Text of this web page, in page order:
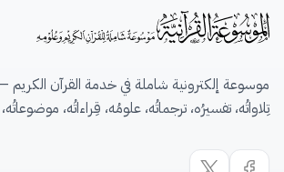
موسوعة إلكترونية شاملة في خدمة القرآن الكريم
تِلاواتُه، تفسيرُه، ترجماتُه، علومُه، قِراءاتُه،